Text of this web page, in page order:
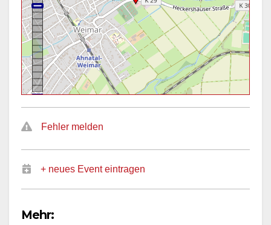
Fehler melden
+ neues Event eintragen
Mehr: